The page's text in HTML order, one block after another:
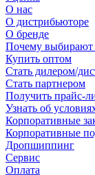
О нас
О дистрибьюторе
О бренде
Почему выбирают
Купить оптом
Стать дилером/
Стать партнером
Получить прайс-
Узнать об
Корпоративные
Корпоративные
Дропшиппинг
Сервис
Оплата